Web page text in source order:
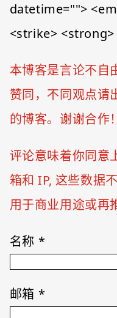
datetime="">
<strike> <strong>
本博客是言论不自
赞同，不同观点请
的博客。谢谢合作！
评论意味着你同意
箱和 IP, 这些数据
用于商业用途或再
名称 *
邮箱 *